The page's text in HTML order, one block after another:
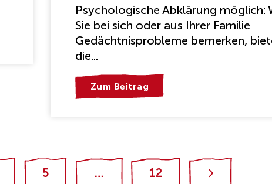
Psychologische Abklärung möglich:
Sie bei sich oder aus Ihrer Familie
Gedächtnisprobleme bemerken,
die...
Zum Beitrag
5 … 12